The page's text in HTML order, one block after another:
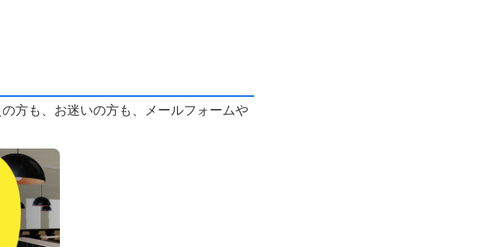
方も、お迷いの方も、メールフォームや